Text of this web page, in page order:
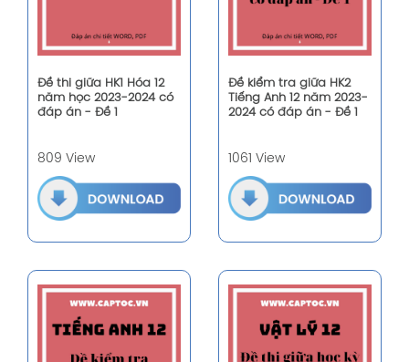
Đề thi giữa HK1 Hóa 12
năm học 2023-2024 có
đáp án - Đề 1
809 View
Đề kiểm tra giữa HK2
Tiếng Anh 12 năm 2023-
2024 có đáp án - Đề 1
1061 View